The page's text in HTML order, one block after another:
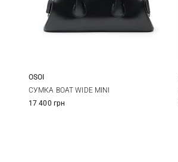
One Size
OSOI
СУМКА BOAT WIDE MINI
17 400 грн